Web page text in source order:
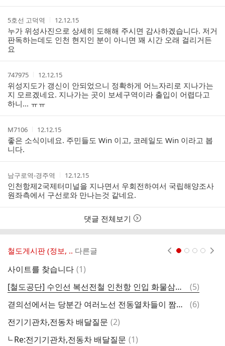
트
작
성
자
5호선 고덕역
작
성
시
간
12.12.15
누가 위성사진으로 상세히 도해해 주시면 감사하겠습니다. 저거
판독하는데도 인천 현지인 분이 아니면 꽤 시간 오래 걸리거든
요
작
성
자
747975
작
성
시
간
12.12.15
위성지도가 갱신이 안되었으니 정확하게 어느자리로 지나가는
지 모르겠네요. 지나가는 곳이 보세구역이라 출입이 어렵다고
하니... ㅠㅠ
작
성
자
M7106
작
성
시
12.12.15
좋은 소식이네요. 주민들도 Win 이고, 코레일도 Win 이라고 봅
니다.
작
성
자
남구로역-경주역
작
성
시
간
12.12.15
인천항제2국제터미널을 지나면서 우회전하여서 국립해양조사
원좌측에서 구선로와 만나는것 같네요.
댓글 전체보기
철도게시판 (정보, .. 다른글
사이트를 찾습니다 댓
(1)
[철도공단] 수인선 복선전철 인천항 인입 화물삼각선 개통
댓
글
(5)
겯의선에서는 당분간 여러노선 전동열차들이 짬뽕운행한다!
댓
(6)
전기기관차,전동차 배달질문 댓
(2)
Re:전기기관차,전동차 배달질문 댓
(1)